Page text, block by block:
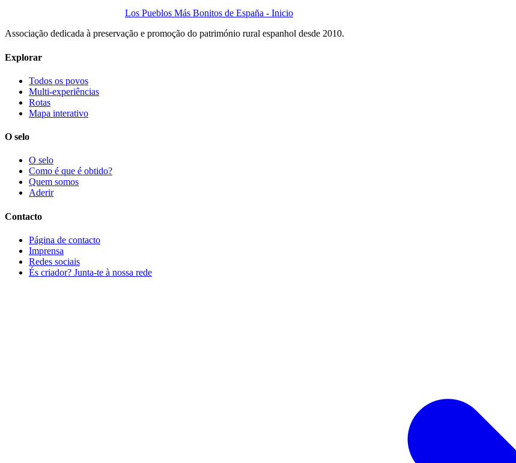
Los Pueblos Más Bonitos de España - Inicio
Associação dedicada à preservação e promoção do património rural espanhol desde 2010.
Explorar
Todos os povos
Multi-experiências
Rotas
Mapa interativo
O selo
O selo
Como é que é obtido?
Quem somos
Aderir
Contacto
Página de contacto
Imprensa
Redes sociais
És criador? Junta-te à nossa rede